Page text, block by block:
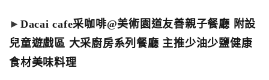
► Dacai cafe采咖啡@美術園道友善親子餐廳 附設
兒童遊戲區 大采廚房系列餐廳 主推少油少鹽健康
食材美味料理